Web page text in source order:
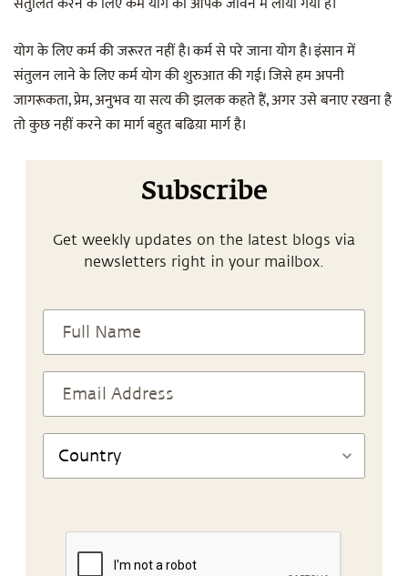
योग के लिए कर्म की जरूरत नहीं है। कर्म से परे जाना योग है। इंसान में
संतुलन लाने के लिए कर्म योग की शुरुआत की गई। जिसे हम अपनी
जागरूकता, प्रेम, अनुभव या सत्य की झलक कहते हैं, अगर उसे बनाए रखना है
तो कुछ नहीं करने का मार्ग बहुत बढिय़ा मार्ग है।
Subscribe
Get weekly updates on the latest blogs via
newsletters right in your mailbox.